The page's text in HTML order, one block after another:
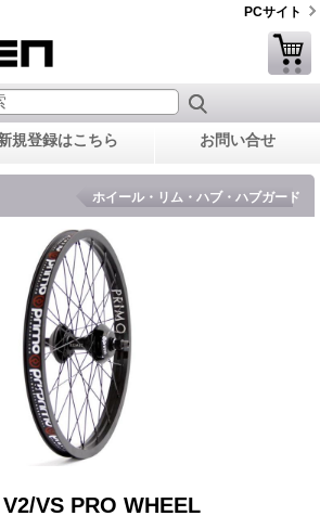
PCサイト
規登録はこちら お問い合せ
ホイール・リム・ハブ・ハブガード
VS PRO WHEEL